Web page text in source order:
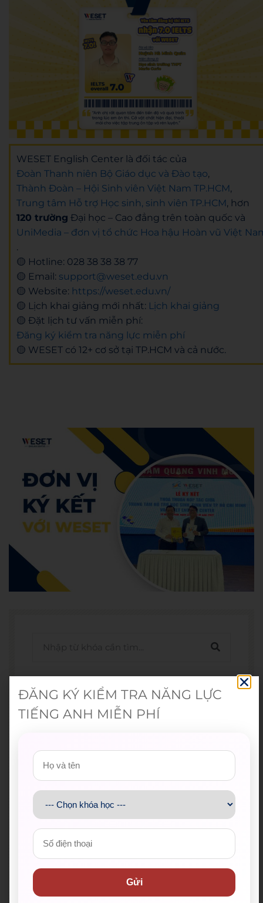
WESET English Center là đối tác của
Đoàn Thanh niên Bộ Giáo dục và Đào tạo,
Thành Đoàn – Hội Sinh viên Việt Nam TP.HCM,
Trung tâm Hỗ trợ Học sinh, sinh viên TP.HCM, hơn
120 trường Đại học – Cao đẳng trên toàn quốc và
UniMedia – đơn vị tổ chức Hoa hậu Hoàn vũ Việt
.
🟡 Hotline: 028 38 38 38 77
🟡 Email: support@weset.edu.vn
🟡 Website: https://weset.edu.vn/
🟡 Lịch khai giảng mới nhất: Lịch khai giảng
🟡 Đặt lịch tư vấn miễn phí:
Đăng ký kiểm tra năng lực miễn phí
🟡 WESET có 12+ cơ sở tại TP.HCM và cả nước.
Bài viết mới nhất
Spider-Man: Brand New Day – Bộ
The Odyssey lập kỷ lục doanh
thu mở màn trong sự nghiệp
Christopher Nolan
WE SHARE: Ước mơ lớn từ một
góc học tập nhỏ của nữ sinh
Nguyễn Thảo Trang
ĐĂNG KÝ KIỂM TRA NĂNG LỰC
TIẾNG ANH MIỄN PHÍ
Gửi